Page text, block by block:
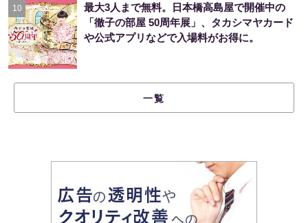
10
最大3人まで無料。日本橋高島屋で開催中の
「徹子の部屋 50周年展」、タカシマヤカード
や公式アプリなどで入場料がお得に。
一覧